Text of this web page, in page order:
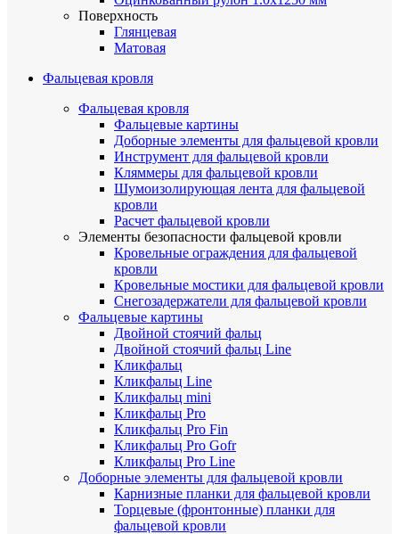
Поверхность
Глянцевая
Матовая
Фальцевая кровля
Фальцевая кровля
Фальцевые картины
Доборные элементы для фальцевой кровли
Инструмент для фальцевой кровли
Кляммеры для фальцевой кровли
Шумоизолирующая лента для фальцевой
кровли
Расчет фальцевой кровли
Элементы безопасности фальцевой кровли
Кровельные ограждения для фальцевой
кровли
Кровельные мостики для фальцевой кровли
Снегозадержатели для фальцевой кровли
Фальцевые картины
Двойной стоячий фальц
Двойной стоячий фальц Line
Кликфальц
Кликфальц Line
Кликфальц mini
Кликфальц Pro
Кликфальц Pro Fin
Кликфальц Pro Gofr
Кликфальц Pro Line
Доборные элементы для фальцевой кровли
Карнизные планки для фальцевой кровли
Торцевые (фронтонные) планки для
фальцевой кровли